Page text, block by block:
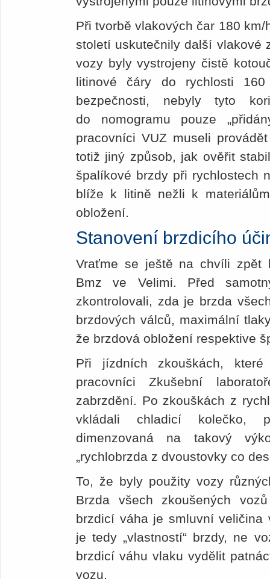
Při tvorbě vlakových čar 180
století uskutečnily další vlakové
vozy byly vystrojeny čistě
litinové čáry do rychlosti
bezpečnosti, nebyly tyto
do nomogramu pouze
pracovníci VUZ museli
totiž jiný způsob, jak ověřit
špalíkové brzdy při rychlostech
blíže k litině nežli k
obložení.
Stanovení brzdicího
Vraťme se ještě na chvíli zpět
Bmz ve Velimi. Před
zkontrolovali, zda je brzda
brzdových válců, maximální
že brzdová obložení respektive
Při jízdních zkouškách,
pracovníci Zkušební
zabrzdění. Po zkouškách z
vkládali chladicí kolečko,
dimenzovaná na takový
„rychlobrzda z dvoustovky co
To, že byly použity vozy
Brzda všech zkoušených
brzdicí váha je smluvní veličina
je tedy „vlastností“ brzdy, ne
brzdicí váhu vlaku vydělit
vozu.